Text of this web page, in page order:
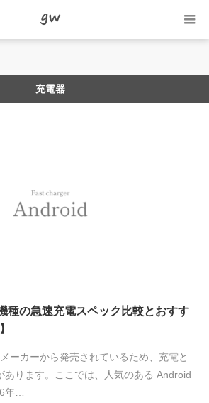
充電器
種の急速充電スペック比較とおすす
ーカーから発売されているため、充電と
あります。ここでは、人気のある Android
年…